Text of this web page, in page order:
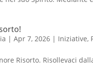
| Apr 7, 2026| Iniziative,
Risorto. Risollevaci